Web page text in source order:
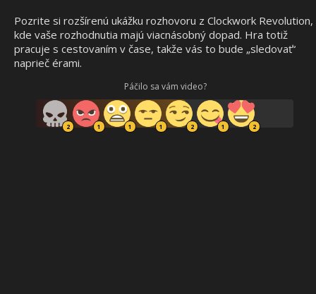
Pozrite si rozšírenú ukážku rozhovoru z Clockwork Revolution,
kde vaše rozhodnutia majú viacnásobný dopad. Hra totiž
pracuje s cestovaním v čase, takže vás to bude „sledovať“
naprieč érami.
Páčilo sa vám video?